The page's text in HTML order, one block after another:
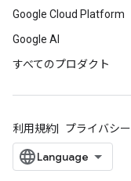
Google Cloud Platform
Google AI
すべてのプロダクト
利用規約 プライバシー